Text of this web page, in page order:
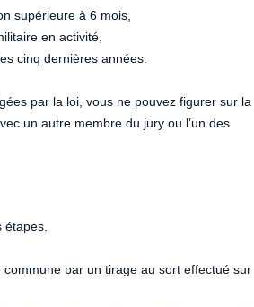
supérieure à 6 mois,
en activité,
cinq dernières années.
par la loi, vous ne pouvez figurer sur la
un autre membre du jury ou l’un des
par un tirage au sort effectué sur